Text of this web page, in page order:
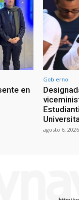
en
Gobierno
agosto 6, 2026